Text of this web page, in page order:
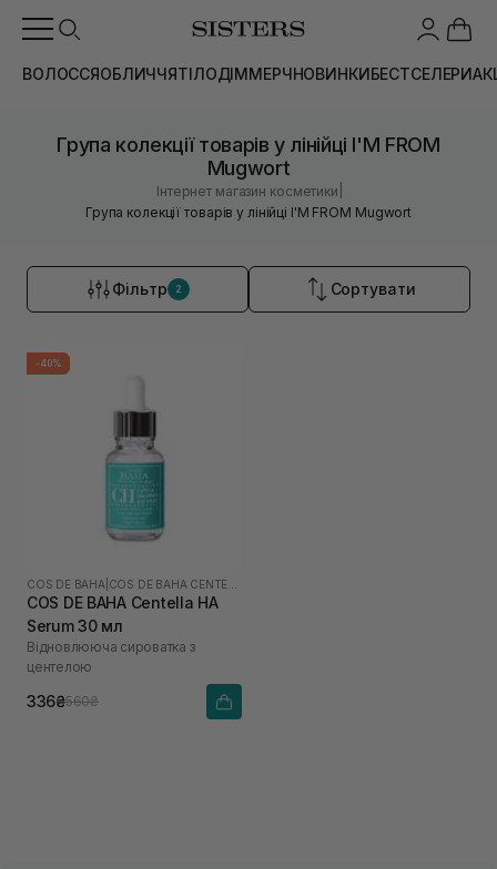
ВОЛОССЯОБЛИЧЧЯТІЛОДІММЕРЧНОВИНКИБЕСТСЕЛЕРИ
Група колекції товарів у лінійці I'M FROM
Mugwort
Інтернет магазин косметики
Група колекції товарів у лінійці I'M FROM Mugwort
Фільтр 2 Сортувати
-40%
COS DE BAHA
COS DE BAHA Centella HA
Serum 30 мл
Відновлююча сироватка з
центелою
336₴560₴